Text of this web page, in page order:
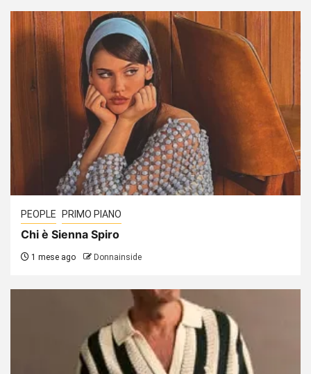
PEOPLE PRIMO PIANO
Chi è Sienna Spiro
1 mese ago Donnainside